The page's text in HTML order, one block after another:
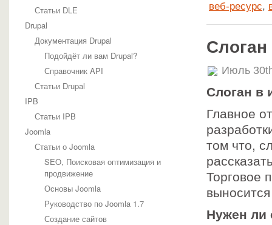
Статьи DLE
Drupal
Документация Drupal
Подойдёт ли вам Drupal?
Справочник API
Статьи Drupal
IPB
Статьи IPB
Joomla
Статьи о Joomla
SEO, Поисковая оптимизация и
продвижение
Основы Joomla
Руководство по Joomla 1.7
Создание сайтов
веб-ресурс,
Слоган
Июль
Слоган в
Главное
том что,
Торговое
Нужен ли